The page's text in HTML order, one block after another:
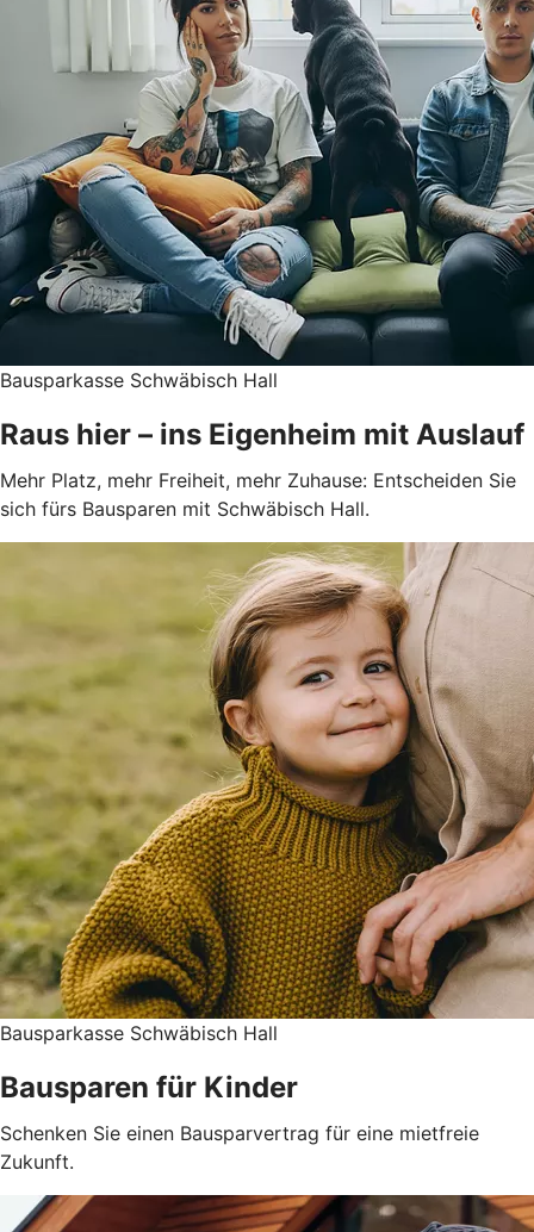
Bausparkasse Schwäbisch Hall
Raus hier – ins Eigenheim mit Auslauf
Mehr Platz, mehr Freiheit, mehr Zuhause: Entscheiden Sie
sich fürs Bausparen mit Schwäbisch Hall.
Bausparkasse Schwäbisch Hall
Bausparen für Kinder
Schenken Sie einen Bausparvertrag für eine mietfreie
Zukunft.